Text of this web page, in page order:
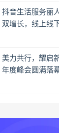
抖音生活服务丽
双增长，线上线
美力共行，耀启
年度峰会圆满落